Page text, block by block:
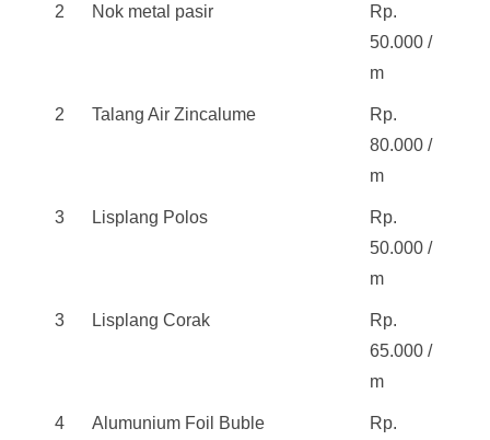
2 Nok metal pasir
Rp.
50.000 /
m
2 Talang Air Zincalume
Rp.
80.000 /
m
3 Lisplang Polos
Rp.
50.000 /
m
3 Lisplang Corak
Rp.
65.000 /
m
4 Alumunium Foil Buble Rp.